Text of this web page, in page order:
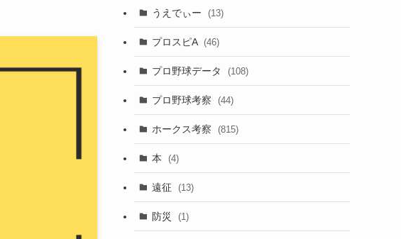
うえでぃー (13)
プロスピA (46)
プロ野球データ (108)
プロ野球考察 (44)
ホークス考察 (815)
本 (4)
遠征 (13)
防災 (1)